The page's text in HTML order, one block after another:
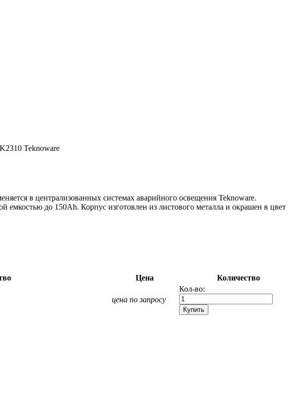
Teknoware
в централизованных системах аварийного освещения Teknoware.
емкостью до 150Ah. Корпус изготовлен из листового металла и окрашен в цвет
Цена Количество
цена по запросу
Кол-во: